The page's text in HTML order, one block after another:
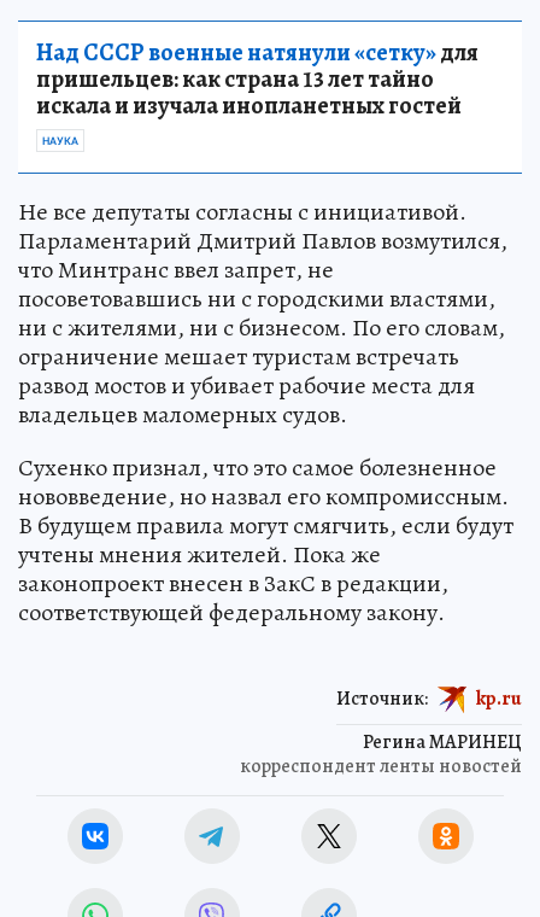
Над СССР военные натянули «сетку»для
пришельцев: как страна 13 лет тайно
искала и изучала инопланетных гостей
НАУКА
Не все депутаты согласны с инициативой.
Парламентарий Дмитрий Павлов возмутился,
что Минтранс ввел запрет, не
посоветовавшись ни с городскими властями,
ни с жителями, ни с бизнесом. По его словам,
ограничение мешает туристам встречать
развод мостов и убивает рабочие места для
владельцев маломерных судов.
Сухенко признал, что это самое болезненное
нововведение, но назвал его компромиссным.
В будущем правила могут смягчить, если будут
учтены мнения жителей. Пока же
законопроект внесен в ЗакС в редакции,
соответствующей федеральному закону.
Регина МАРИНЕЦ
корреспондент ленты новостей
Источник: kp.ru